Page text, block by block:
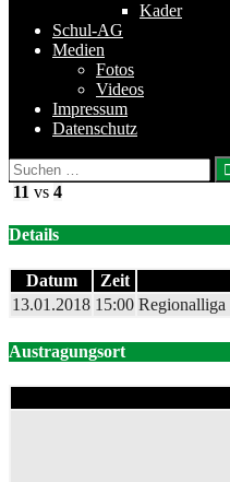
Kader
Schul-AG
Medien
Fotos
Videos
Impressum
Datenschutz
Suchen
nach:
11 vs 4
Details
Datum Zeit
13.01.2018 15:00 Regionalliga
Austragungsort